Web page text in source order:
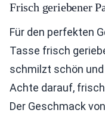
Frisch geriebener
Für den perfekten
Tasse frisch
schmilzt schön
Achte darauf,
Der Geschmack